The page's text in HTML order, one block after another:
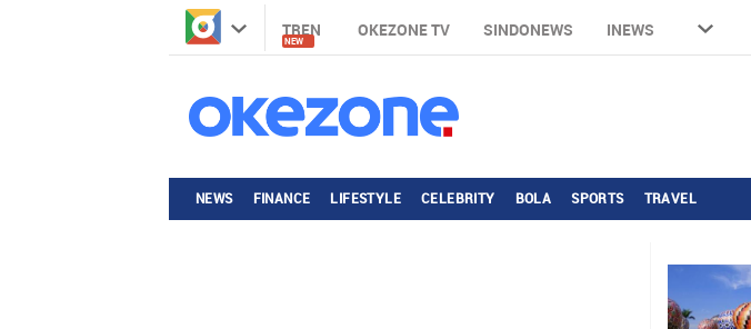
TREN
NEW
OKEZONE TV SINDONEWS INEWS
NEWS FINANCE LIFESTYLE CELEBRITY BOLA SPORTS TRAVEL